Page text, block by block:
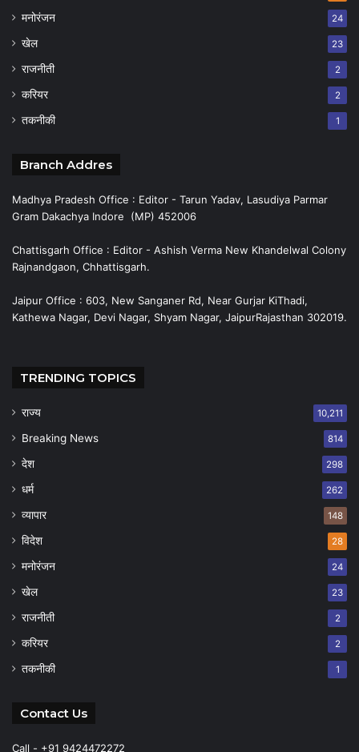
मनोरंजन 24
खेल 23
राजनीती 2
करियर 2
तकनीकी 1
Branch Addres
Madhya Pradesh Office : Editor - Tarun Yadav, Lasudiya Parmar
Gram Dakachya Indore (MP) 452006
Chattisgarh Office : Editor - Ashish Verma New Khandelwal Colony
Rajnandgaon, Chhattisgarh.
Jaipur Office : 603, New Sanganer Rd, Near Gurjar KiThadi,
Kathewa Nagar, Devi Nagar, Shyam Nagar, JaipurRajasthan 302019.
TRENDING TOPICS
राज्य 10,211
Breaking News 814
देश 298
धर्म 262
व्यापार 148
विदेश 28
मनोरंजन 24
खेल 23
राजनीती 2
करियर 2
तकनीकी 1
Contact Us
Call - +91 9424472272